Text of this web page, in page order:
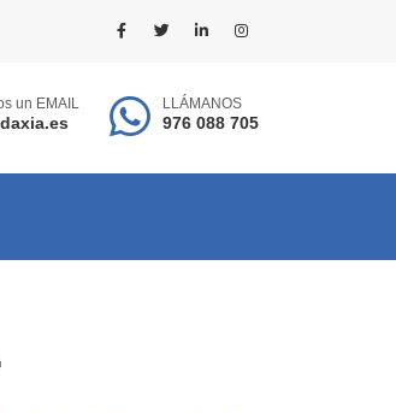
un EMAIL LLÁMANOS
976 088 705